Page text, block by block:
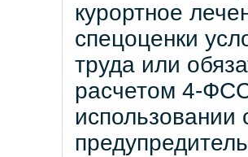
курортное
спецоценки
труда или
расчетом 4-